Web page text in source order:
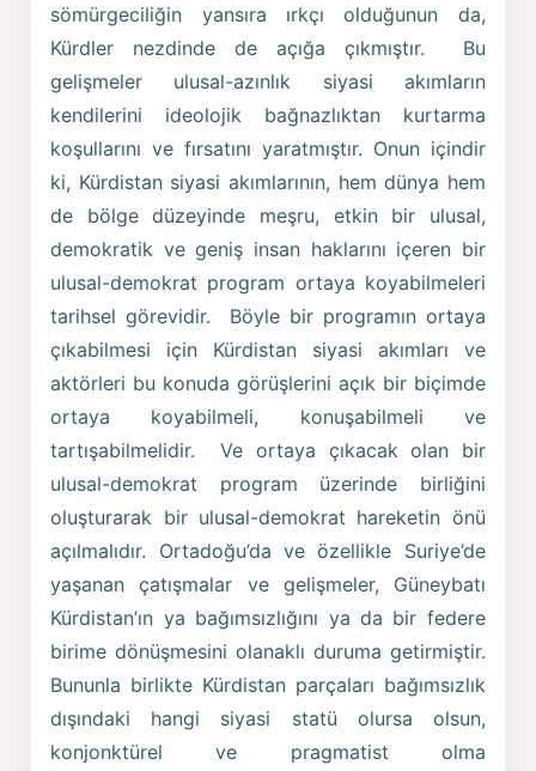
sömürgeciliğin yansıra ırkçı olduğunun da,
Kürdler nezdinde de açığa çıkmıştır. Bu
gelişmeler ulusal-azınlık siyasi akımların
kendilerini ideolojik bağnazlıktan kurtarma
koşullarını ve fırsatını yaratmıştır. Onun içindir
ki, Kürdistan siyasi akımlarının, hem dünya hem
de bölge düzeyinde meşru, etkin bir ulusal,
demokratik ve geniş insan haklarını içeren bir
ulusal-demokrat program ortaya koyabilmeleri
tarihsel görevidir. Böyle bir programın ortaya
çıkabilmesi için Kürdistan siyasi akımları ve
aktörleri bu konuda görüşlerini açık bir biçimde
ortaya koyabilmeli, konuşabilmeli ve
tartışabilmelidir. Ve ortaya çıkacak olan bir
ulusal-demokrat program üzerinde birliğini
oluşturarak bir ulusal-demokrat hareketin önü
açılmalıdır. Ortadoğu’da ve özellikle Suriye’de
yaşanan çatışmalar ve gelişmeler, Güneybatı
Kürdistan’ın ya bağımsızlığını ya da bir federe
birime dönüşmesini olanaklı duruma getirmiştir.
Bununla birlikte Kürdistan parçaları bağımsızlık
dışındaki hangi siyasi statü olursa olsun,
konjonktürel ve pragmatist olma